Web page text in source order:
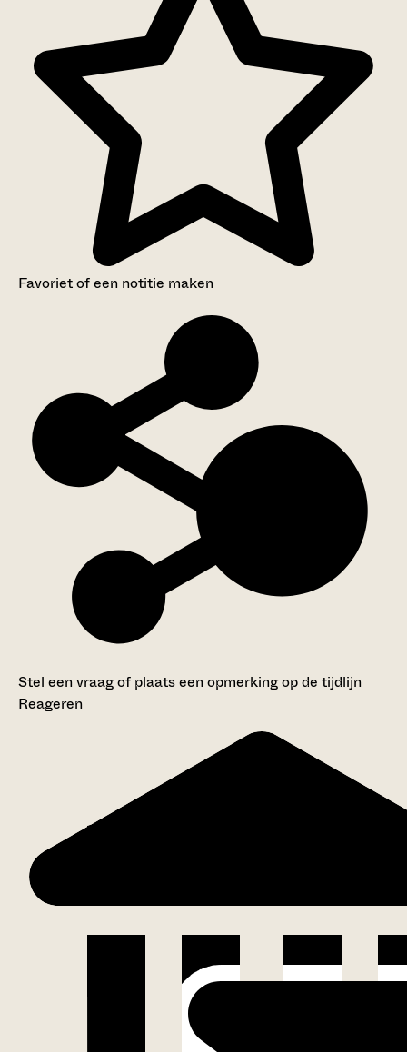
Favoriet of een notitie maken
Stel een vraag of plaats een opmerking op de tijdlijn
Reageren